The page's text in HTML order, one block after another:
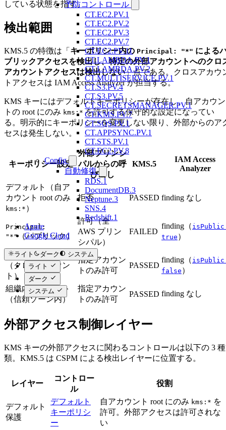
予防コントロール
CT.EC2.PV.1
CT.EC2.PV.2
CT.EC2.PV.3
CT.EC2.PV.7
CT.EC2.PV.11
CT.LAMBDA.PV.1
CT.LAMBDA.PV.2
CT.MULTISERVICE.PV.1
CT.S3.PV.4
CT.S3.PV.5
CT.SECRETSMANAGER.PV.1
CT.KMS.PV.7
CT.SQS.PV.1
CT.APPSYNC.PV.1
CT.STS.PV.1
CT.EC2.PV.8
Config
自動修復
RDS.1
DocumentDB.3
Neptune.3
SNS.4
Redshift.1
Azure
Google Cloud
ライト ダーク
システム
ライト
ダーク
システム
している状態を指す。
検出範囲
KMS.5 の特徴は「 キーポリシー内の Principal: "*" による
ブリックアクセスを検出し、特定の外部アカウントへのクロ
アカウントアクセスは検出しない」点である。クロスアカウ
トアクセスは IAM Access Analyzer が担当する。
KMS キーにはデフォルトキーポリシーが存在し、自アカウン
トの root にのみ kms:* を許可する保守的な設定になってい
る。明示的にキーポリシーを変更しない限り、外部からのア
セスは発生しない。
キーポリシー設定
外部プリンシ
パルからの呼
び出し
KMS.5
IAM Access
Analyzer
デフォルト（自ア
カウント root のみ
kms:* ）
拒否 PASSED finding なし
Principal:
"*"（パブリック）
許可（全
AWS プリン
シパル）
FAILED
finding（
true ）
組織外アカウント
（クロスアカウン
ト）
指定アカウン
トのみ許可
PASSED
finding（
false ）
組織内アカウント
（信頼ゾーン内）
指定アカウン
トのみ許可
PASSED finding なし
外部アクセス制御レイヤー
KMS キーの外部アクセスに関わるコントロールは以下の 3 種
類。KMS.5 は CSPM による検出レイヤーに位置する。
レイヤー
コントロー
ル
役割
デフォルト
保護
デフォルト
キーポリシ
ー
自アカウント root にのみ kms:* を
許可。外部アクセスは許可されな
い